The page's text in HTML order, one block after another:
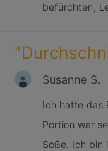
befürchten,
"
Susanne S.
Ich hatte das
Portion war
Soße. Ich bin